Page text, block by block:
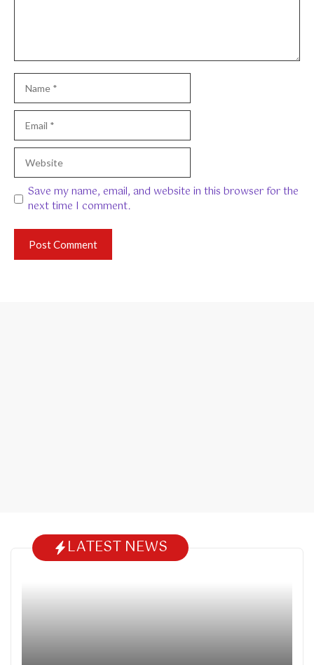
Name
Email
Website
Save my name, email, and website in this browser for the
next time I comment.
LATEST NEWS